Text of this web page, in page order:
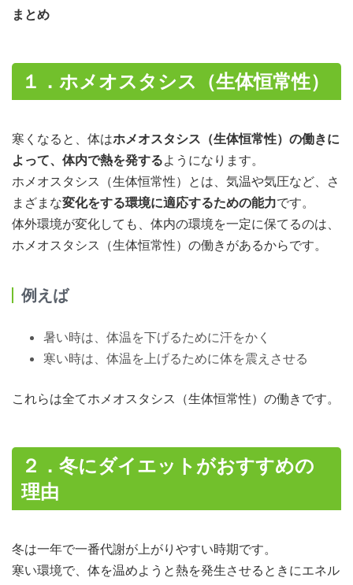
まとめ
１．ホメオスタシス（生体恒常性）
寒くなると、体はホメオスタシス（生体恒常性）の働きに
よって、体内で熱を発するようになります。
ホメオスタシス（生体恒常性）とは、気温や気圧など、さ
まざまな変化をする環境に適応するための能力です。
体外環境が変化しても、体内の環境を一定に保てるのは、
ホメオスタシス（生体恒常性）の働きがあるからです。
例えば
暑い時は、体温を下げるために汗をかく
寒い時は、体温を上げるために体を震えさせる
これらは全てホメオスタシス（生体恒常性）の働きです。
２．冬にダイエットがおすすめの
理由
冬は一年で一番代謝が上がりやすい時期です。
寒い環境で、体を温めようと熱を発生させるときにエネル